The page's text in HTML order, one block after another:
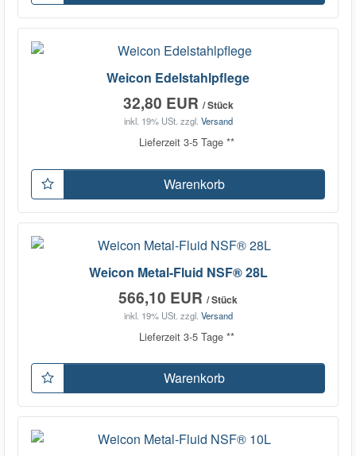
Weicon Edelstahlpflege
32,80 EUR / Stück
inkl. 19% USt. zzgl. Versand
Lieferzeit 3-5 Tage **
Warenkorb
Weicon Metal-Fluid NSF® 28L
566,10 EUR / Stück
inkl. 19% USt. zzgl. Versand
Lieferzeit 3-5 Tage **
Warenkorb